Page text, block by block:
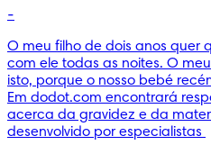
-
O meu filho de dois anos quer
com ele todas as noites. O
isto, porque o nosso bebé
Em dodot.com encontrará
acerca da gravidez e da
desenvolvido por especialistas